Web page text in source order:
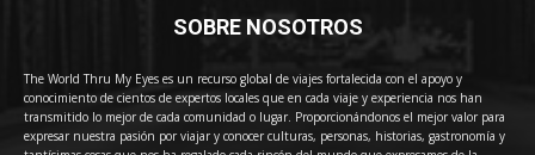
SOBRE NOSOTROS
The World Thru My Eyes es un recurso global de viajes fortalecida con el apoyo y
conocimiento de cientos de expertos locales que en cada viaje y experiencia nos han
transmitido lo mejor de cada comunidad o lugar. Proporcionándonos el mejor valor para
expresar nuestra pasión por viajar y conocer culturas, personas, historias, gastronomía y